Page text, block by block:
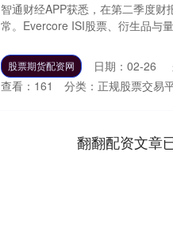
智通财经APP获悉，在第二季度
常。Evercore ISI股票、衍生品与
股票期货配资网 日期：02-26
查看： 161 分类： 正规股票交易
翻翻配资文章